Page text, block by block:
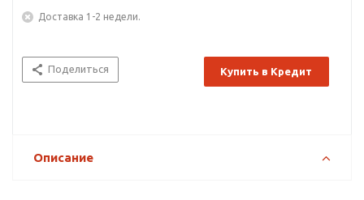
Доставка 1-2 недели.
Поделиться Купить в Кредит
Описание